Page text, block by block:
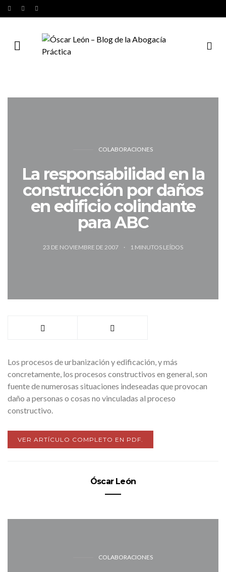
COLABORACIONES
La responsabilidad en la
construcción por daños
en edificio colindante
para ABC
23 DE NOVIEMBRE DE 2007 1 MINUTOS LEÍDOS
Los procesos de urbanización y edificación, y más
concretamente, los procesos constructivos en general, son
fuente de numerosas situaciones indeseadas que provocan
daño a personas o cosas no vinculadas al proceso
constructivo.
VER ARTÍCULO COMPLETO EN PDF.
Óscar León
COLABORACIONES